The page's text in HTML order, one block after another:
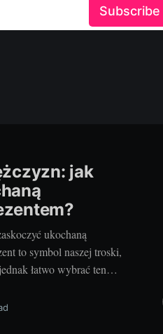
Subscribe
jak
ukochaną
to symbol naszej troski,
łatwo wybrać ten
osobę. Czy jest na
zaskoczyć wyjątkowym